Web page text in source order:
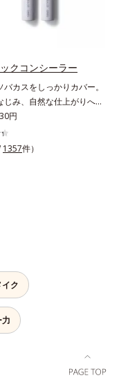
なつや肌に。さらに超軽量
用しているので、とっても
となくうるおい感覚が続く
肌に密着してくずれにくい
ョンタイプ」の2タイプか
の状態に合わせてお選びい
す。*1 紫外線や空気中の
どのダメージ*2 空気中の
クコンシーラー
バカスをしっかりカバー。
じみ、自然な仕上がりへ。
とのびて、肌に溶け込むよ
み、ピタッと密着。しっか
ーしつつ、透明感を高める
円
1357件）
ク